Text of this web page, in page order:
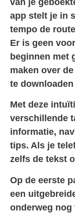
van je
app stelt je in
tempo de
Er is geen
beginnen met
maken over
te
Met deze
verschillende
informatie,
tips. Als je
zelfs de tekst
Op de eerste
een
onderweg nog